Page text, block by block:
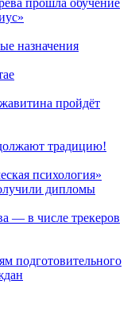
прошла обучение
назначения
пройдёт
традицию!
психология»
дипломы
— в числе трекеров
подготовительного